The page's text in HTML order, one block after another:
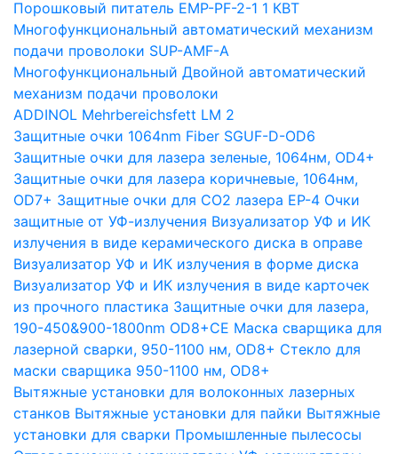
Порошковый питатель EMP-PF-2-1 1 КВТ
Многофункциональный автоматический механизм
подачи проволоки SUP-AMF-A
Многофункциональный Двойной автоматический
механизм подачи проволоки
ADDINOL Mehrbereichsfett LM 2
Защитные очки 1064nm Fiber SGUF-D-OD6
Защитные очки для лазера зеленые, 1064нм, OD4+
Защитные очки для лазера коричневые, 1064нм,
OD7+ Защитные очки для CO2 лазера EP-4 Очки
защитные от УФ-излучения Визуализатор УФ и ИК
излучения в виде керамического диска в оправе
Визуализатор УФ и ИК излучения в форме диска
Визуализатор УФ и ИК излучения в виде карточек
из прочного пластика Защитные очки для лазера,
190-450&900-1800nm OD8+CE Маска сварщика для
лазерной сварки, 950-1100 нм, OD8+ Стекло для
маски сварщика 950-1100 нм, OD8+
Вытяжные установки для волоконных лазерных
станков Вытяжные установки для пайки Вытяжные
установки для сварки Промышленные пылесосы